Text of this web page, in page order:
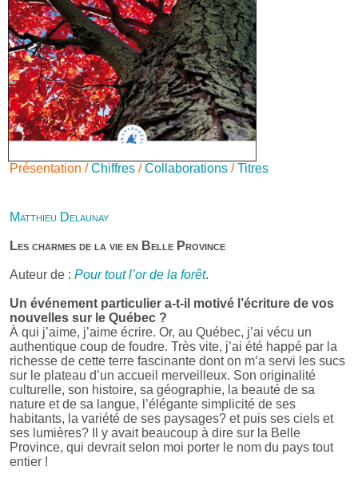
Présentation /Chiffres /Collaborations /Titres
Matthieu Delaunay
Les charmes de la vie en Belle Province
Auteur de : Pour tout l’or de la forêt.
Un événement particulier a-t-il motivé l’écriture de vos
nouvelles sur le Québec ?
À qui j’aime, j’aime écrire. Or, au Québec, j’ai vécu un
authentique coup de foudre. Très vite, j’ai été happé par la
richesse de cette terre fascinante dont on m’a servi les sucs
sur le plateau d’un accueil merveilleux. Son originalité
culturelle, son histoire, sa géographie, la beauté de sa
nature et de sa langue, l’élégante simplicité de ses
habitants, la variété de ses paysages? et puis ses ciels et
ses lumières? Il y avait beaucoup à dire sur la Belle
Province, qui devrait selon moi porter le nom du pays tout
entier !